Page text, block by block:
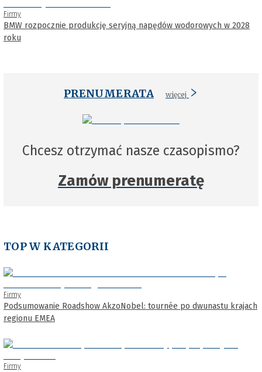
Firmy
BMW rozpocznie produkcję seryjną napędów wodorowych w 2028
roku
PRENUMERATA więcej
Chcesz otrzymać nasze czasopismo?
Zamów prenumeratę
TOP W KATEGORII
Firmy
Podsumowanie Roadshow AkzoNobel: tournée po dwunastu krajach
regionu EMEA
Firmy